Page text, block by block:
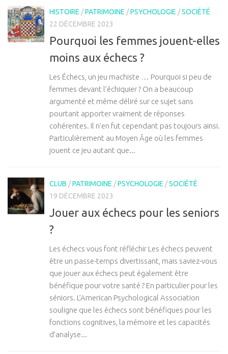
HISTOIRE /PATRIMOINE /PSYCHOLOGIE /SOCIÉTÉ
22 DÉCEMBRE 2023
Pourquoi les femmes jouent-elles
moins aux échecs ?
Les Échecs, un jeu machiste … Pourquoi si peu de
femmes devant l’échiquier ? On a beaucoup
argumenté et même déliré sur ce sujet sans
pourtant apporter vraiment de réponses
cohérentes. Il n’en fut cependant pas toujours ainsi.
Particulièrement au Moyen Âge où les femmes
jouent ce jeu autant que...
CLUB /PATRIMOINE /PSYCHOLOGIE /SOCIÉTÉ
19 DÉCEMBRE 2023
Jouer aux échecs pour les seniors
?
Les échecs vous font réfléchir Les échecs peuvent
être un passe-temps divertissant, mais saviez-vous
que jouer aux échecs peut également être
bénéfique pour votre santé ? En particulier pour les
séniors. L’American Psychological Association
souligne que les échecs sont bénéfiques pour les
fonctions cognitives, la mémoire et les capacités
d’analyse...